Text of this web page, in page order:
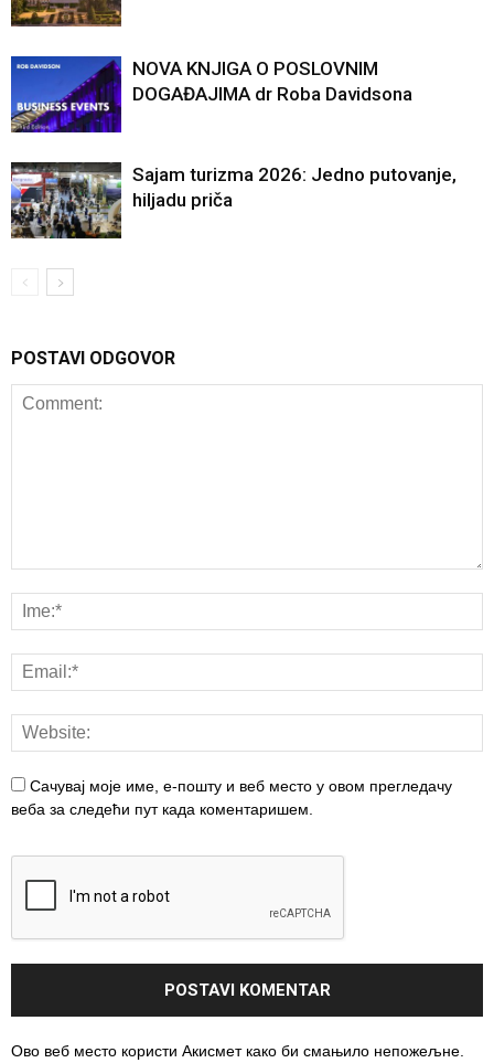
NOVA KNJIGA O POSLOVNIM
DOGAĐAJIMA dr Roba Davidsona
Sajam turizma 2026: Jedno putovanje,
hiljadu priča
POSTAVI ODGOVOR
Сачувај моје име, е-пошту и веб место у овом прегледачу
веба за следећи пут када коментаришем.
Ово веб место користи Акисмет како би смањило непожељне.